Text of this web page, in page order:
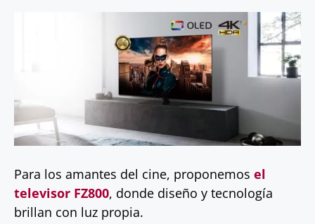
Para los amantes del cine, proponemos el
televisor FZ800, donde diseño y tecnología
brillan con luz propia.